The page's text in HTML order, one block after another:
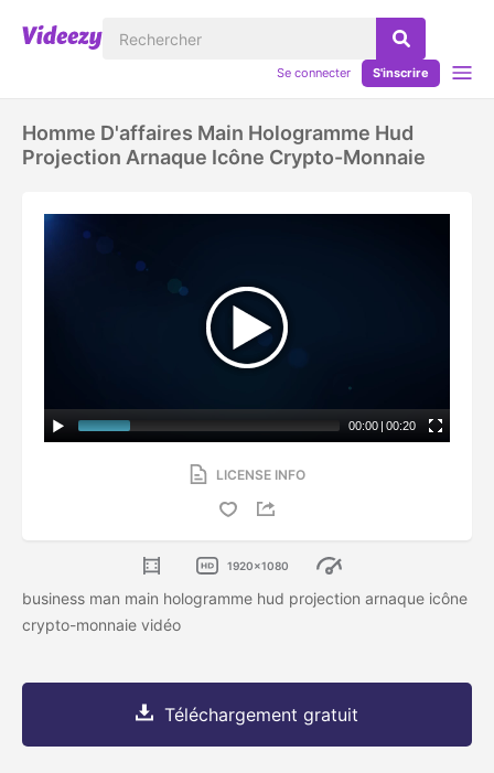
Se connecter S'inscrire
Homme D'affaires Main Hologramme Hud
Projection Arnaque Icône Crypto-Monnaie
00:00 | 00:20
LICENSE INFO
1920x1080
business man main hologramme hud projection arnaque icône
crypto-monnaie vidéo
Téléchargement gratuit